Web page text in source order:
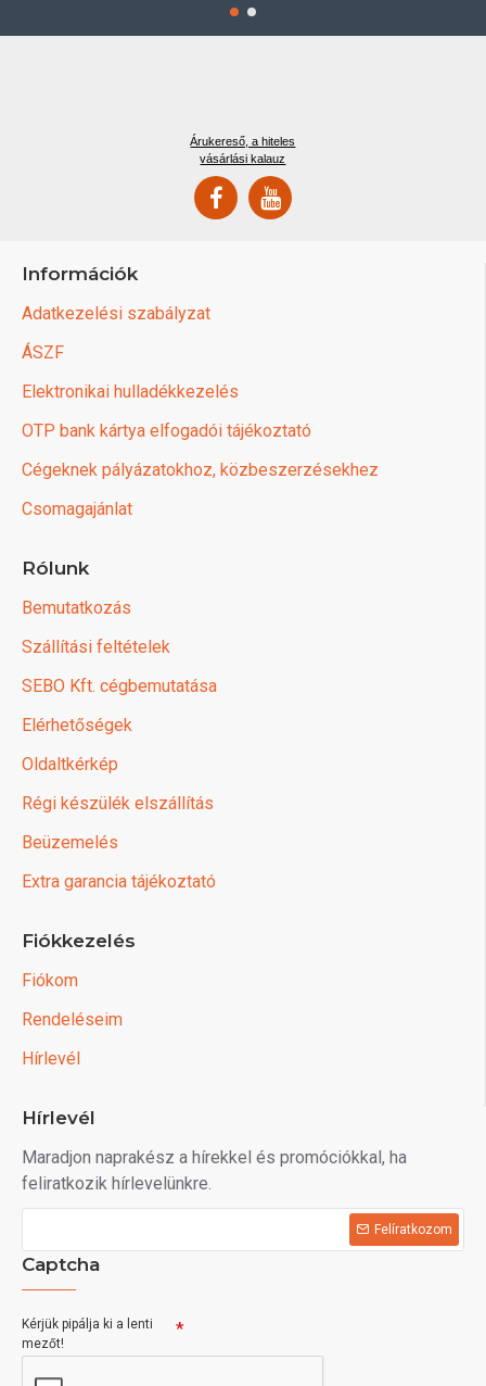
Árukereső, a hiteles
vásárlási kalauz
Információk
Adatkezelési szabályzat
ÁSZF
Elektronikai hulladékkezelés
OTP bank kártya elfogadói tájékoztató
Cégeknek pályázatokhoz, közbeszerzésekhez
Csomagajánlat
Rólunk
Bemutatkozás
Szállítási feltételek
SEBO Kft. cégbemutatása
Elérhetőségek
Oldaltkérkép
Régi készülék elszállítás
Beüzemelés
Extra garancia tájékoztató
Fiókkezelés
Fiókom
Rendeléseim
Hírlevél
Hírlevél
Maradjon naprakész a hírekkel és promóciókkal, ha
feliratkozik hírlevelünkre.
Felíratkozom
Captcha
Kérjük pipálja ki a lenti
mezőt!